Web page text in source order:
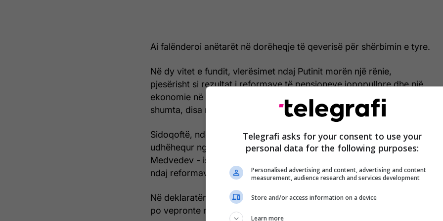
Ai falënderoi anëtarët në dorëheqje të qeverisë për shërbimin e tyre.
Në dy vitet e fundit, vlerësimet ndaj Putinit morën një rënie,
pjesërisht si rezultat i reformave të pensioneve jopopullore dhe një
ekonomie në rënie. Viti 2019 gjithashtu u shënua me protesta të
shumta, disa madje kundër presidentit Putin, transmeton Telegrafi.
Sidoqoftë, ndërsa detajet e sakta të kësaj dorëheqje masive - të
udhëhequr nga kryeministri aktual dhe ish-presidenti Dmitry
Medvedev - ishin të paqarta, ishte e qartë se kjo nuk ishte protestë
ndaj reformave të propozuara të Putinit.
Në deklaratën e tij për dorëheqjen e qeverisë, Medvedev tregoi se
po vepronte në mënyrë që "t’ia lehtësonte jetën Putinin".
Telegrafi asks for your consent to use your
personal data for the following purposes:
Personalised advertising and content, advertising and content
measurement, audience research and services development
Store and/or access information on a device
Learn more